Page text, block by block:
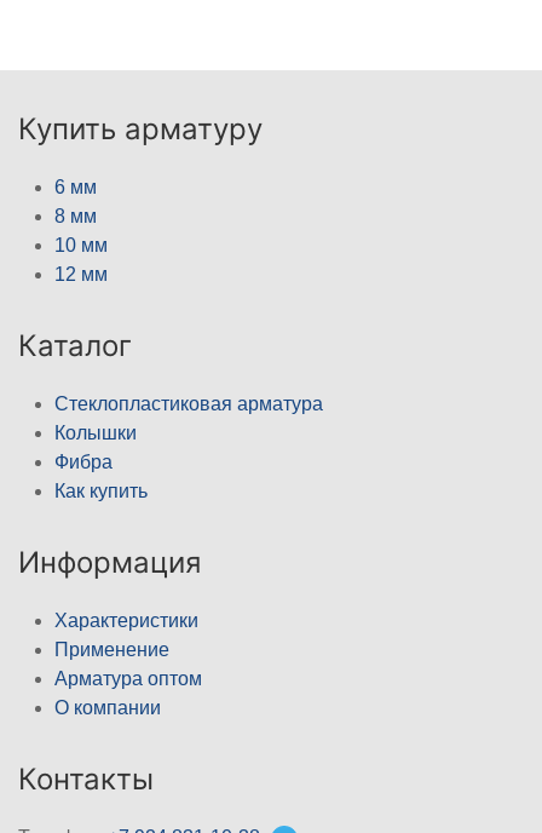
Купить арматуру
6 мм
8 мм
10 мм
12 мм
Каталог
Стеклопластиковая арматура
Колышки
Фибра
Как купить
Информация
Характеристики
Применение
Арматура оптом
О компании
Контакты